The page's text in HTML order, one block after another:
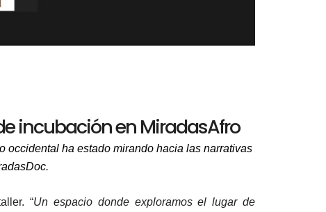
incubación en MiradasAfro
occidental ha estado mirando hacia las narrativas
“Un espacio donde exploramos el lugar de